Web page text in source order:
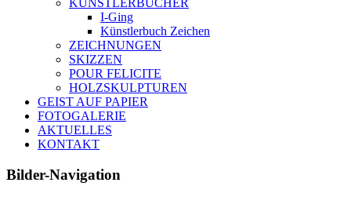
I-Ging
Künstlerbuch Zeichen
ZEICHNUNGEN
SKIZZEN
POUR FELICITE
HOLZSKULPTUREN
GEIST AUF PAPIER
FOTOGALERIE
AKTUELLES
KONTAKT
Bilder-Navigation